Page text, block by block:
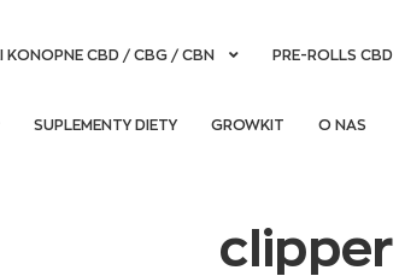
KONOPNE CBD / CBG / CBN PRE-ROLLS CBD
SUPLEMENTY DIETY GROWKIT O NAS
clipper